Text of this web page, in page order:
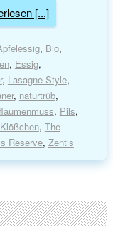
[...]
, Bio,
, Essig,
, Lasagne Style,
, naturtrüb,
, Pils,
, The
Reserve, Zentis